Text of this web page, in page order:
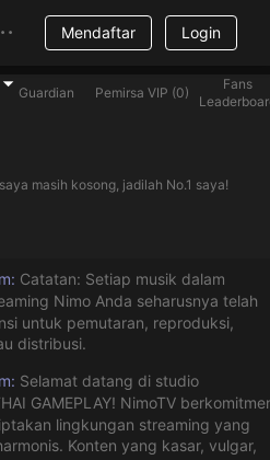
Mendaftar Login
Guardian Pemirsa VIP (0)
Fans
masih kosong, jadilah No.1 saya!
: Catatan: Setiap musik dalam
Nimo Anda seharusnya telah
untuk pemutaran, reproduksi,
distribusi.
: Selamat datang di studio
GAMEPLAY! NimoTV
lingkungan streaming yang
Konten yang kasar, vulgar,